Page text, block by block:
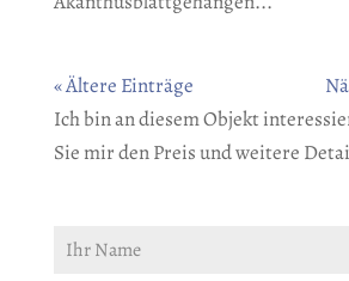
« Ältere Einträge
Ich bin an diesem Objekt
Sie mir den Preis und weitere